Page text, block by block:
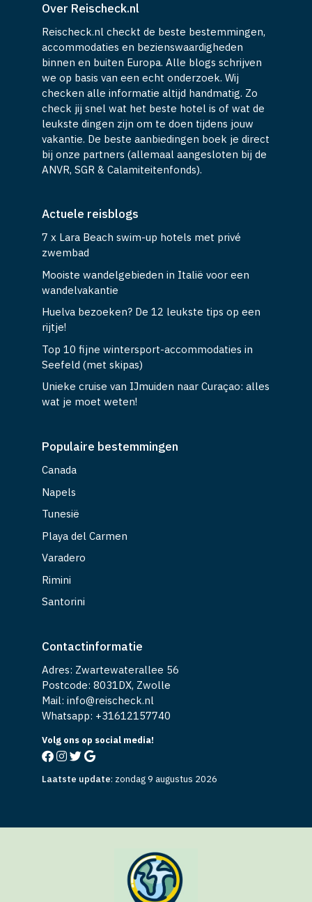
Over Reischeck.nl
Reischeck.nl checkt de beste bestemmingen,
accommodaties en bezienswaardigheden
binnen en buiten Europa. Alle blogs schrijven
we op basis van een echt onderzoek. Wij
checken alle informatie altijd handmatig. Zo
check jij snel wat het beste hotel is of wat de
leukste dingen zijn om te doen tijdens jouw
vakantie. De beste aanbiedingen boek je direct
bij onze partners (allemaal aangesloten bij de
ANVR, SGR & Calamiteitenfonds).
Actuele reisblogs
7 x Lara Beach swim-up hotels met privé
zwembad
Mooiste wandelgebieden in Italië voor een
wandelvakantie
Huelva bezoeken? De 12 leukste tips op een
rijtje!
Top 10 fijne wintersport-accommodaties in
Seefeld (met skipas)
Unieke cruise van IJmuiden naar Curaçao: alles
wat je moet weten!
Populaire bestemmingen
Canada
Napels
Tunesië
Playa del Carmen
Varadero
Rimini
Santorini
Contactinformatie
Adres: Zwartewaterallee 56
Postcode: 8031DX, Zwolle
Mail: info@reischeck.nl
Whatsapp: +31612157740
Volg ons op social media!
Laatste update: zondag 9 augustus 2026